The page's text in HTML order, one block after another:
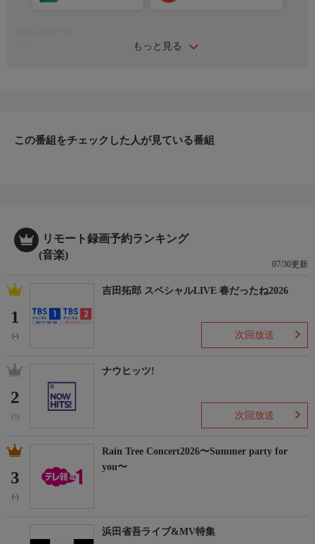
もっと見る
けします。
この番組をチェックした人が見ている番組
リモート録画予約ランキング
(音楽)
07/30更新
1
(-)
吉田拓郎 スペシャルLIVE 春だったね2026
次回放送
2
(3)
ナウヒッツ!
次回放送
3
(-)
Rain Tree Concert2026〜Summer party for
you〜
浜田省吾ライブ&MV特集